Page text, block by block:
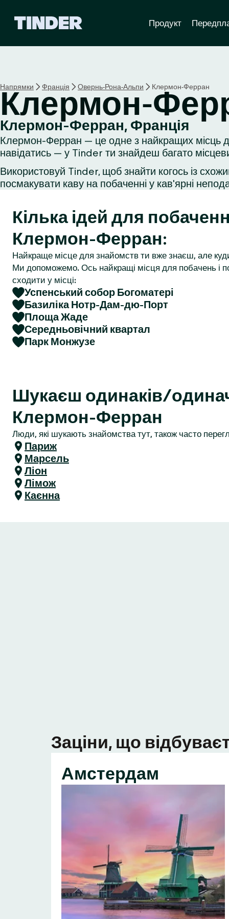
а
с
т
р
і
н
а
T
d
e
r
Продукт
Напрямки Франція Овернь-Рона-Альпи Клермон-Ферран
Клермон-
Клермон-Ферран, Франція
Клермон-Ферран — це одне з найкращих місць
навідатись — у Tinder ти знайдеш багато
Використовуй Tinder, щоб знайти когось із
посмакувати каву на побаченні у кав'ярні
Кілька ідей для
Клермон-Ферран:
Найкраще місце для знайомств ти вже знаєш, але
Ми допоможемо. Ось найкращі місця для побачень і
сходити у місці:
Успенський собор Богоматері
Базиліка Нотр-Дам-дю-Порт
Площа Жаде
Середньовічний квартал
Парк Монжузе
Шукаєш одинаків/
Клермон-Ферран
Люди, які шукають знайомства тут, також часто
Париж
Марсель
Ліон
Лімож
Каєнна
Заціни, що
Амстердам